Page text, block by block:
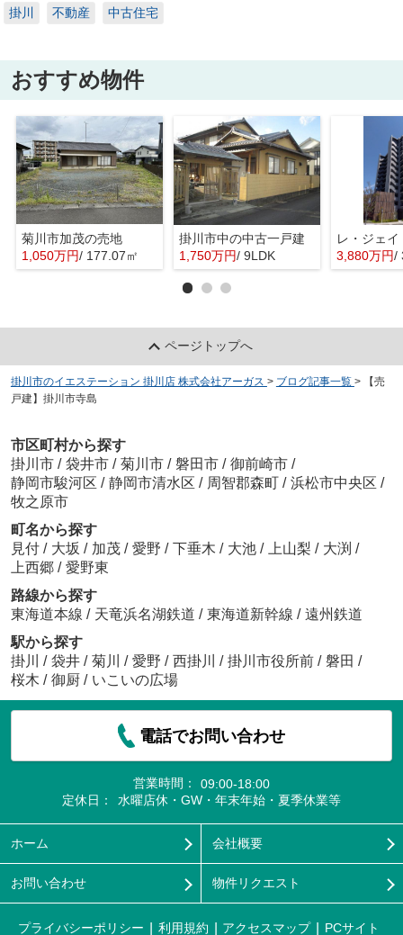
掛川
不動産 中古住宅
おすすめ物件
菊川市加茂の売地
1,050万円/ 177.07㎡
掛川市中の中古一戸建
1,750万円/ 9LDK
レ・ジェ
3,880万円/
ページトップへ
掛川市のイエステーション 掛川店 株式会社アーガス > ブログ記事一覧 >
【売
戸建】掛川市寺島
市区町村から探す
掛川市 / 袋井市 / 菊川市 / 磐田市 / 御前崎市 /
静岡市駿河区 / 静岡市清水区 / 周智郡森町 / 浜松市中央区 /
牧之原市
町名から探す
見付 / 大坂 / 加茂 / 愛野 / 下垂木 / 大池 / 上山梨 / 大渕 /
上西郷 / 愛野東
路線から探す
東海道本線 / 天竜浜名湖鉄道 / 東海道新幹線 / 遠州鉄道
駅から探す
掛川
/ 袋井 / 菊川 / 愛野 / 西掛川 / 掛川市役所前 / 磐田 /
桜木 / 御厨 / いこいの広場
電話でお問い合わせ
営業時間：
09:00-18:00
定休日：
水曜店休・GW・年末年始・夏季休業等
ホーム 会社概要
お問い合わせ 物件リクエスト
プライバシーポリシー 利用規約 アクセスマップ PCサイト